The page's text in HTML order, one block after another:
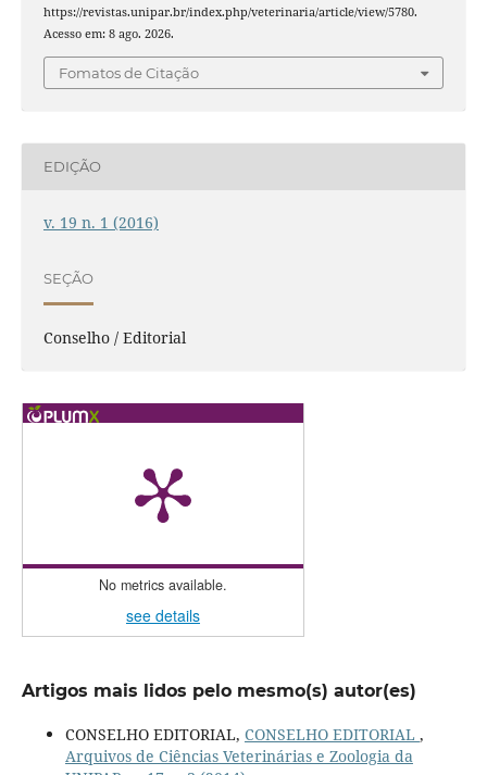
https://revistas.unipar.br/index.php/veterinaria/article/view/5780.
Acesso em: 8 ago. 2026.
Fomatos de Citação
EDIÇÃO
v. 19 n. 1 (2016)
SEÇÃO
Conselho / Editorial
No metrics available.
see details
Artigos mais lidos pelo mesmo(s) autor(es)
CONSELHO EDITORIAL, CONSELHO EDITORIAL ,
Arquivos de Ciências Veterinárias e Zoologia da